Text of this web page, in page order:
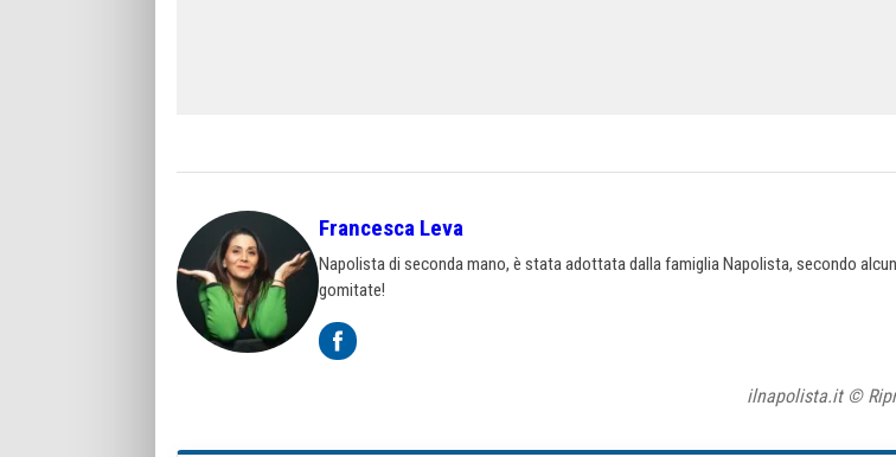
Francesca Leva
Napolista di seconda mano, è stata adottata dalla famiglia Napolista, secondo
gomitate!
ilnapolista.it ©